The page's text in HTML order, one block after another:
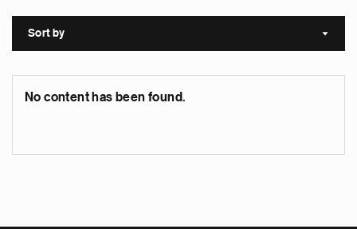
Sort by Sort
No content has been found.